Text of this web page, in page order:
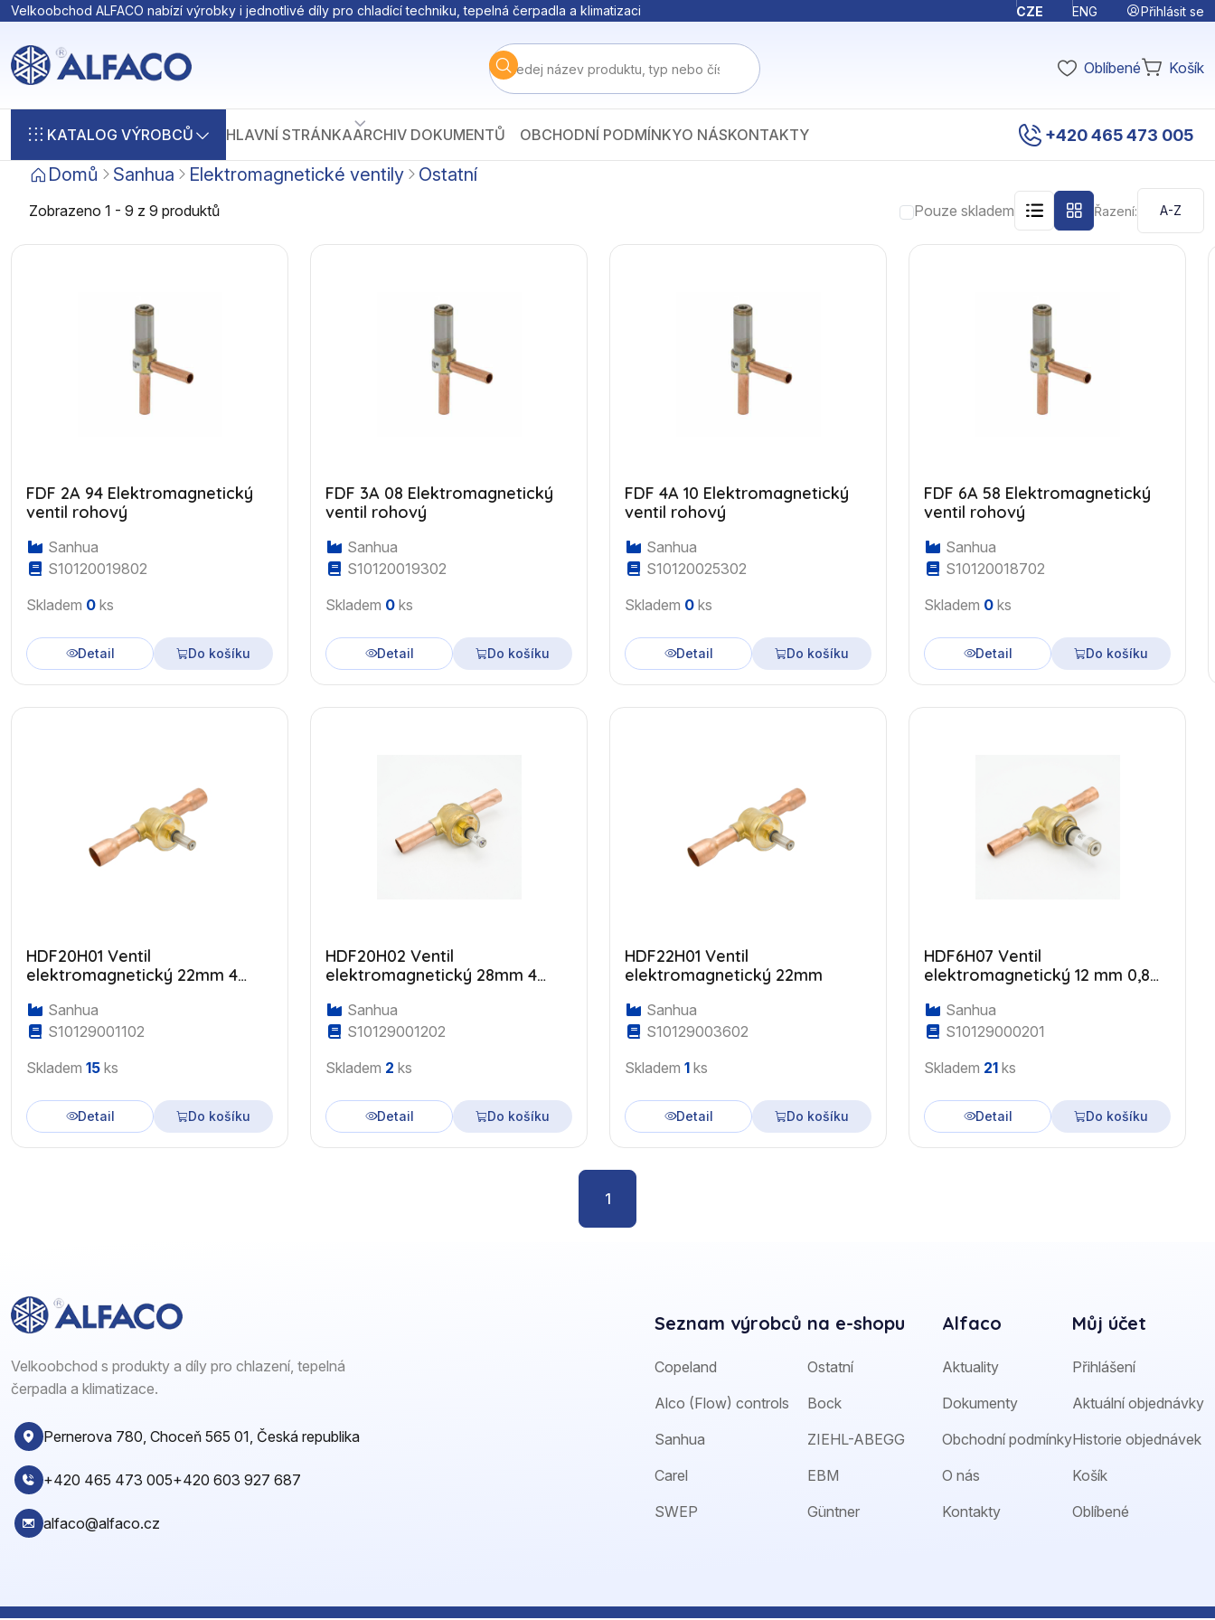
Velkoobchod ALFACO nabízí výrobky i jednotlivé díly pro chladící techniku, tepelná čerpadla a klimatizaci CZE ENG Přihlásit se
Oblíbené Košík
KATALOG VÝROBCŮ HLAVNÍ STRÁNKAARCHIV DOKUMENTŮ OBCHODNÍ PODMÍNKYO NÁSKONTAKTY +420 465 473 005
Domů Sanhua Elektromagnetické ventily Ostatní
Zobrazeno 1 - 9 z 9 produktů Pouze skladem Řazení:
FDF 2A 94 Elektromagnetický
ventil rohový
Sanhua
S10120019802
Skladem 0 ks
Detail Do košíku
FDF 3A 08 Elektromagnetický
ventil rohový
Sanhua
S10120019302
Skladem 0 ks
Detail Do košíku
FDF 4A 10 Elektromagnetický
ventil rohový
Sanhua
S10120025302
Skladem 0 ks
Detail Do košíku
FDF 6A 58 Elektromagnetický
ventil rohový
Sanhua
S10120018702
Skladem 0 ks
Detail Do košíku
HDF20H01 Ventil
elektromagnetický 22mm 4
Sanhua
S10129001102
Skladem 15 ks
Detail Do košíku
HDF20H02 Ventil
elektromagnetický 28mm 4
Sanhua
S10129001202
Skladem 2 ks
Detail Do košíku
HDF22H01 Ventil
elektromagnetický 22mm
Sanhua
S10129003602
Skladem 1 ks
Detail Do košíku
HDF6H07 Ventil
elektromagnetický 12 mm 0,8
Sanhua
S10129000201
Skladem 21 ks
Detail Do košíku
1
Velkoobchod s produkty a díly pro chlazení, tepelná
čerpadla a klimatizace.
Pernerova 780, Choceň 565 01, Česká republika
+420 465 473 005+420 603 927 687
alfaco@alfaco.cz
Seznam výrobců na e-shopu
Copeland
Alco (Flow) controls
Sanhua
Carel
SWEP
Ostatní
Bock
ZIEHL-ABEGG
EBM
Güntner
Alfaco
Aktuality
Dokumenty
Obchodní podmínky
O nás
Kontakty
Můj účet
Přihlášení
Aktuální objednávky
Historie objednávek
Košík
Oblíbené